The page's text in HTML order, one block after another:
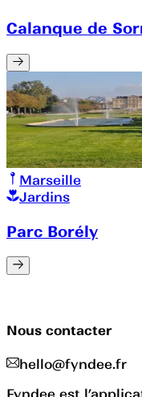
Calanque de
Marseille
Jardins
Parc Borély
Nous contacter
hello@fyndee.fr